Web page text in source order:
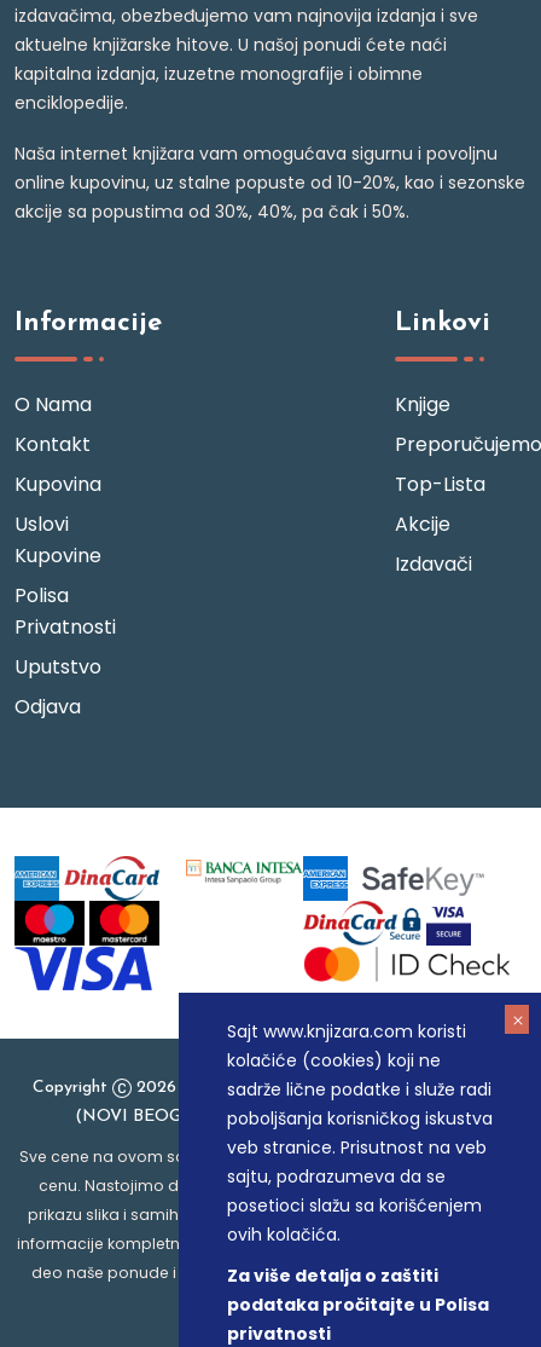
Sajt www.knjizara.com koristi
kolačiće (cookies) koji ne
sadrže lične podatke i služe radi
poboljšanja korisničkog iskustva
veb stranice. Prisutnost na veb
sajtu, podrazumeva da se
posetioci slažu sa korišćenjem
ovih kolačića.
Za više detalja o zaštiti
podataka pročitajte u Polisa
privatnosti
izdavačima, obezbeđujemo vam najnovija izdanja i sve
aktuelne knjižarske hitove. U našoj ponudi ćete naći
kapitalna izdanja, izuzetne monografije i obimne
enciklopedije.
Naša internet knjižara vam omogućava sigurnu i povoljnu
online kupovinu, uz stalne popuste od 10-20%, kao i sezonske
akcije sa popustima od 30%, 40%, pa čak i 50%.
Informacije
O Nama
Kontakt
Kupovina
Uslovi
Kupovine
Polisa
Privatnosti
Uputstvo
Odjava
Linkovi
Knjige
Preporučujemo
Top-Lista
Akcije
Izdavači
Copyright
2026 Knjizara.com - MAKART DOO BEOGRAD
(NOVI BEOGRAD), PIB: 105184104, MB: 20337524
Sve cene na ovom sajtu iskazane su u dinarima. PDV je uračunat u
cenu. Nastojimo da budemo što precizniji u opisu proizvoda,
prikazu slika i samih cena, ali ne možemo garantovati da su sve
informacije kompletne i bez grešaka. Svi artikli prikazani na sajtu su
deo naše ponude i ne podrazumeva da su dostupni u svakom
trenutku.